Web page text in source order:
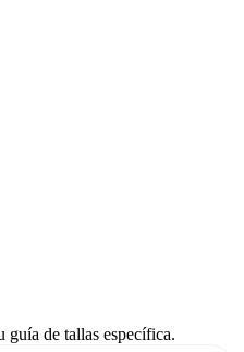
guía de tallas específica.